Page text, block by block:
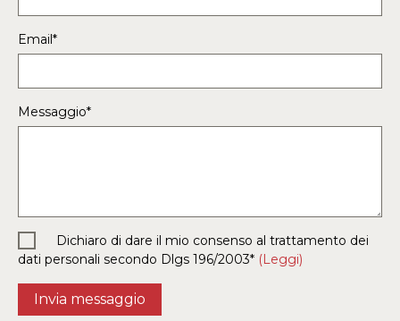
Email*
Messaggio*
Dichiaro di dare il mio consenso al trattamento dei
dati personali secondo Dlgs 196/2003* (Leggi)